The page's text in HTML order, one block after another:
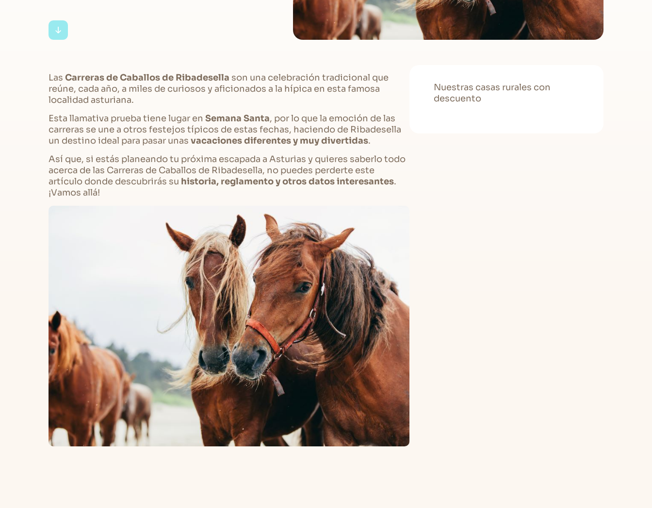
Las Carreras de Caballos de Ribadesella son una celebración tradicional que
reúne, cada año, a miles de curiosos y aficionados a la hípica en esta famosa
localidad asturiana.
Esta llamativa prueba tiene lugar en Semana Santa, por lo que la emoción de las
carreras se une a otros festejos típicos de estas fechas, haciendo de Ribadesella
un destino ideal para pasar unas vacaciones diferentes y muy divertidas.
Así que, si estás planeando tu próxima escapada a Asturias y quieres saberlo todo
acerca de las Carreras de Caballos de Ribadesella, no puedes perderte este
artículo donde descubrirás su historia, reglamento y otros datos interesantes.
¡Vamos allá!
Nuestras casas rurales con
descuento